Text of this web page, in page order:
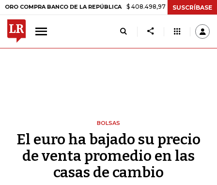
BANCO DE LA REPÚBLICA $ 408.498,97 +$ 8.753,81 +2,19%
SUSCRÍBASE
BOLSAS
El euro ha bajado su precio
de venta promedio en las
casas de cambio